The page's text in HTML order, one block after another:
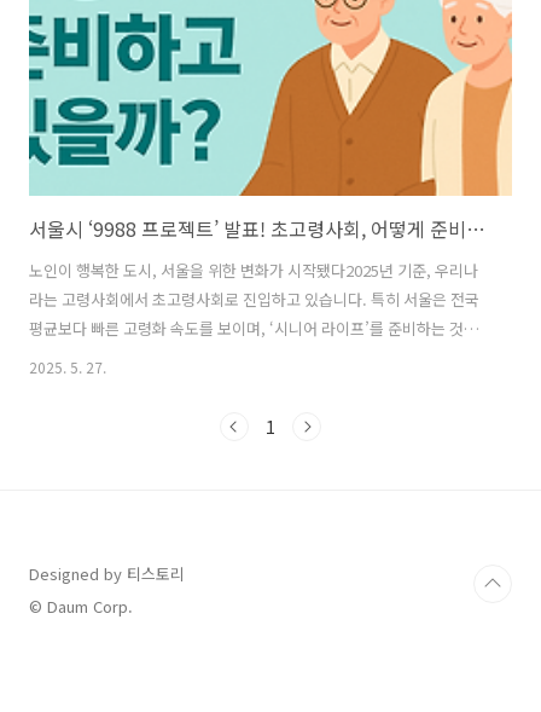
서울시 ‘9988 프로젝트’ 발표! 초고령사회, 어떻게 준비하고 있을까?
노인이 행복한 도시, 서울을 위한 변화가 시작됐다2025년 기준, 우리나
라는 고령사회에서 초고령사회로 진입하고 있습니다. 특히 서울은 전국
평균보다 빠른 고령화 속도를 보이며, ‘시니어 라이프’를 준비하는 것이
더는 미래의 일이 아닌 현실이 되었죠.이런 상황 속에서 서울시가 야심
이 아니라, 돌봄부터 일자리, 여가, 환경까지 시니어의 ‘삶의 질’ 전반을
2025. 5. 27.
1
Designed by 티스토리
© Daum Corp.